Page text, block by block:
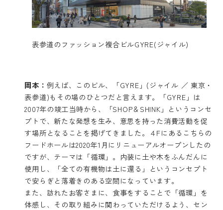
表参道のファッション複合ビルGYRE(ジャイル)
岡本： 例えば、このビル、「GYRE」(ジャイル ／ 東京・
表参道)もその場のひとつだと言えます。「GYRE」は
2007年の竣工当時から、「SHOP＆SHINK」というコンセ
プトで、新たな発想を生み、意思を持った消費活動を促
す場所となることを掲げてきました。４Fにあるこちらの
フードホールは2020年1月にリニューアルオープンしたの
ですが、テーマは「循環」。内装に土や木をふんだんに
使用し、「全ての有機物は土に還る」というコンセプト
で安らぎと落着きのある空間になっています。
また、訪れたお客さまに、食事をすることで「循環」を
体感し、その取り組みに関わっていただけるよう、セン